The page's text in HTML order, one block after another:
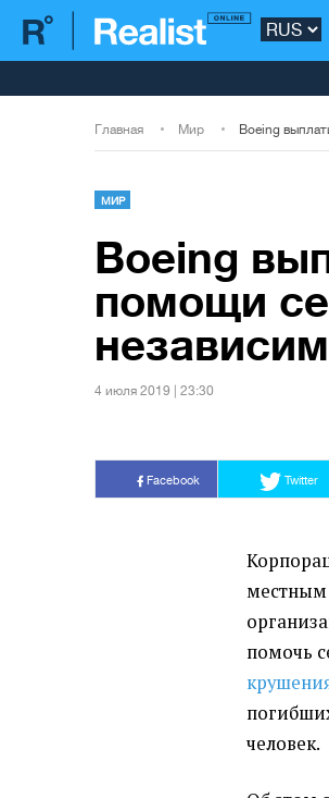
Главная Мир
МИР
Boeing
помощи
4 июля 2019 | 23:30
Facebook Twitter
местным
помочь
человек.